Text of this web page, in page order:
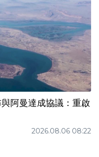
阿曼達成協議：重啟
2026.08.06 08:22